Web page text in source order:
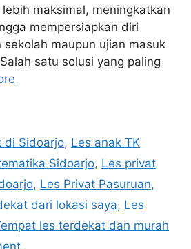
maksimal, meningkatkan
mempersiapkan diri
sekolah maupun ujian masuk
satu solusi yang paling
di Sidoarjo, Les anak TK
Sidoarjo, Les privat
, Les Privat Pasuruan,
dari lokasi saya, Les
les terdekat dan murah